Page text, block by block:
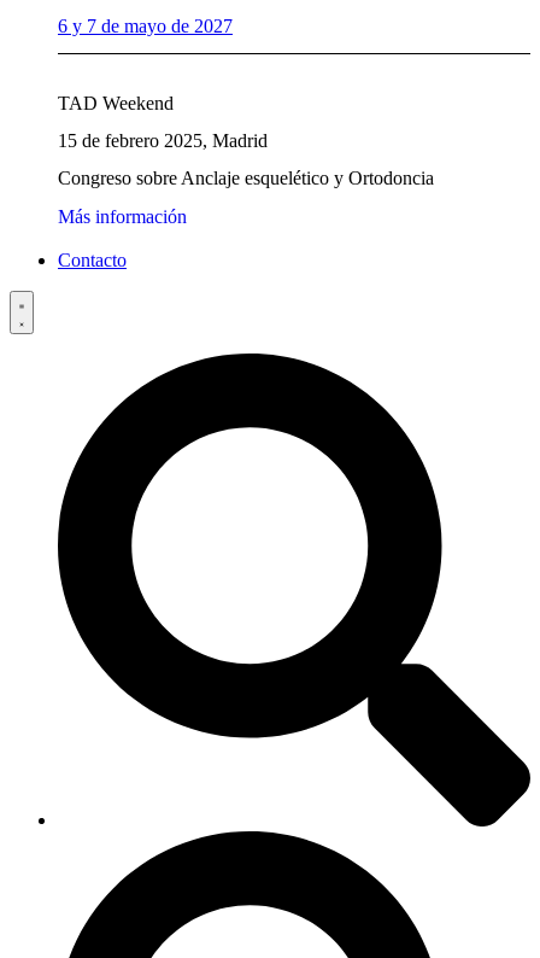
6 y 7 de mayo de 2027
TAD Weekend
15 de febrero 2025, Madrid
Congreso sobre Anclaje esquelético y Ortodoncia
Más información
Contacto